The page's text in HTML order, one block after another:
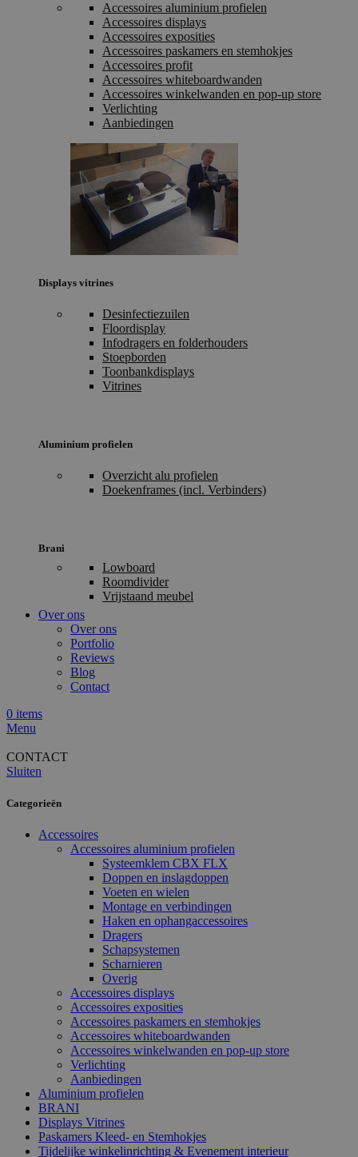
Accessoires aluminium profielen
Accessoires displays
Accessoires exposities
Accessoires paskamers en stemhokjes
Accessoires profit
Accessoires whiteboardwanden
Accessoires winkelwanden en pop-up store
Verlichting
Aanbiedingen
Displays vitrines
Desinfectiezuilen
Floordisplay
Infodragers en folderhouders
Stoepborden
Toonbankdisplays
Vitrines
Aluminium profielen
Overzicht alu profielen
Doekenframes (incl. Verbinders)
Brani
Lowboard
Roomdivider
Vrijstaand meubel
Over ons
Over ons
Portfolio
Reviews
Blog
Contact
0 items
Menu
CONTACT
Sluiten
Categorieën
Accessoires
Accessoires aluminium profielen
Systeemklem CBX FLX
Doppen en inslagdoppen
Voeten en wielen
Montage en verbindingen
Haken en ophangaccessoires
Dragers
Schapsystemen
Scharnieren
Overig
Accessoires displays
Accessoires exposities
Accessoires paskamers en stemhokjes
Accessoires whiteboardwanden
Accessoires winkelwanden en pop-up store
Verlichting
Aanbiedingen
Aluminium profielen
BRANI
Displays Vitrines
Paskamers Kleed- en Stemhokjes
Tijdelijke winkelinrichting & Evenement interieur